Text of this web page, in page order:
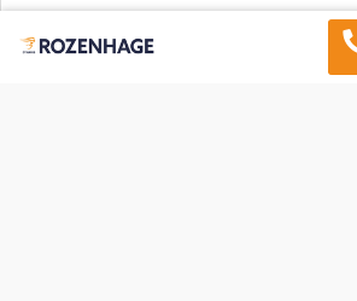
Toon meer panden in de buurt →